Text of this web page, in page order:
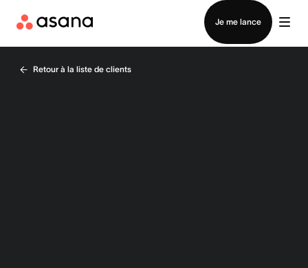
Je me lance
Contacter le service commercial
Retour à la liste de clients